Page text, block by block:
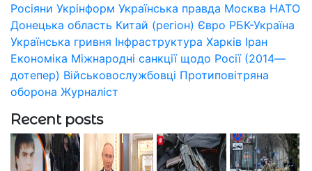
Росіяни Укрінформ Українська правда Москва НАТО
Донецька область Китай (регіон) Євро РБК-Україна
Українська гривня Інфраструктура Харків Іран
Економіка Міжнародні санкції щодо Росії (2014—
дотепер) Військовослужбовці Протиповітряна
оборона Журналіст
Recent posts